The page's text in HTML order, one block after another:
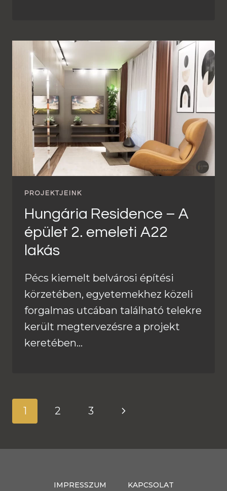
PROJEKTJEINK
Hungária Residence – A
épület 2. emeleti A22
lakás
Pécs kiemelt belvárosi építési
körzetében, egyetemekhez közeli
forgalmas utcában található telekre
került megtervezésre a projekt
keretében…
Page
navigation
1 2 3
Next
IMPRESSZUM KAPCSOLAT